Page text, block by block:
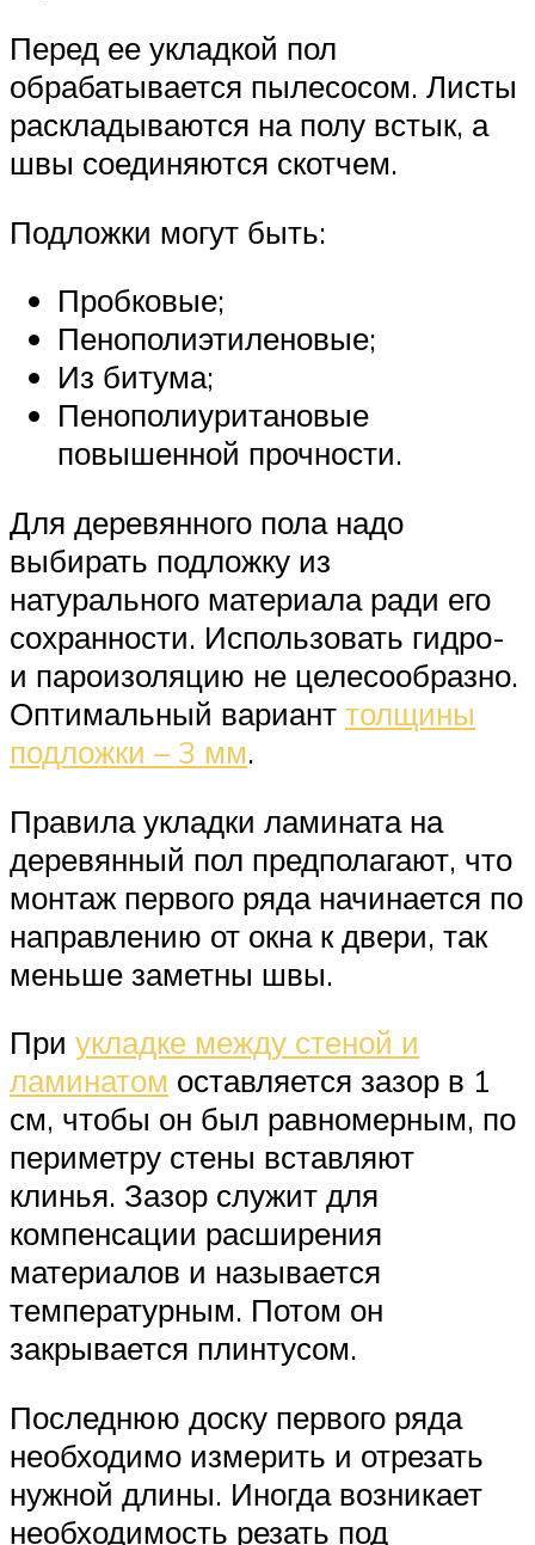
Перед ее укладкой пол
обрабатывается пылесосом. Листы
раскладываются на полу встык, а
швы соединяются скотчем.
Подложки могут быть:
Пробковые;
Пенополиэтиленовые;
Из битума;
Пенополиуритановые
повышенной прочности.
Для деревянного пола надо
выбирать подложку из
натурального материала ради его
сохранности. Использовать гидро-
и пароизоляцию не целесообразно.
Оптимальный вариант толщины
подложки – 3 мм.
Правила укладки ламината на
деревянный пол предполагают, что
монтаж первого ряда начинается по
направлению от окна к двери, так
меньше заметны швы.
При укладке между стеной и
ламинатом оставляется зазор в 1
см, чтобы он был равномерным, по
периметру стены вставляют
клинья. Зазор служит для
компенсации расширения
материалов и называется
температурным. Потом он
закрывается плинтусом.
Последнюю доску первого ряда
необходимо измерить и отрезать
нужной длины. Иногда возникает
необходимость резать под